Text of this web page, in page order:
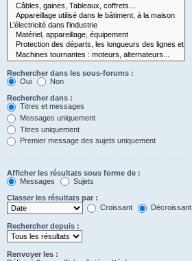
Rechercher dans les sous-forums :
Oui
Non
Rechercher dans :
Titres et messages
Messages uniquement
Titres uniquement
Premier message des sujets uniquement
Afficher les résultats sous forme de :
Messages
Sujets
Classer les résultats par :
Croissant
Décroissant
Rechercher depuis :
Renvoyer les :